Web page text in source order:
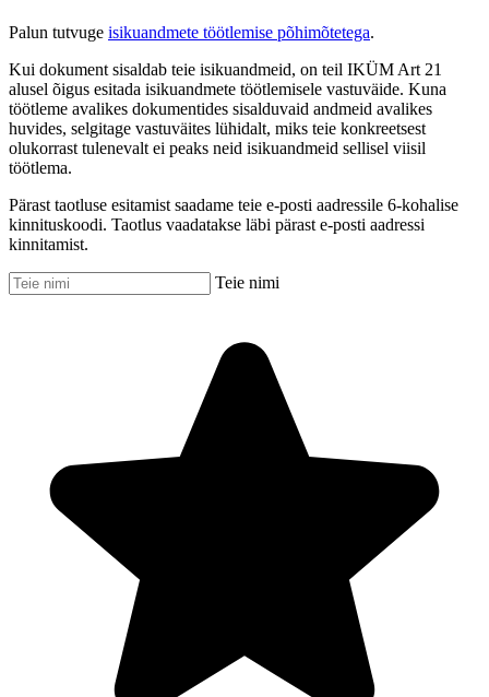
Palun tutvuge isikuandmete töötlemise põhimõtetega.
Kui dokument sisaldab teie isikuandmeid, on teil IKÜM Art 21
alusel õigus esitada isikuandmete töötlemisele vastuväide. Kuna
töötleme avalikes dokumentides sisalduvaid andmeid avalikes
huvides, selgitage vastuväites lühidalt, miks teie konkreetsest
olukorrast tulenevalt ei peaks neid isikuandmeid sellisel viisil
töötlema.
Pärast taotluse esitamist saadame teie e-posti aadressile 6-kohalise
kinnituskoodi. Taotlus vaadatakse läbi pärast e-posti aadressi
kinnitamist.
Teie nimi